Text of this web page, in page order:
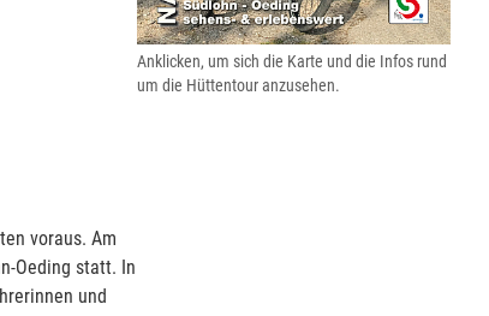
Anklicken, um sich die Karte und die Infos rund
um die Hüttentour anzusehen.
voraus. Am
Oeding statt. In
und